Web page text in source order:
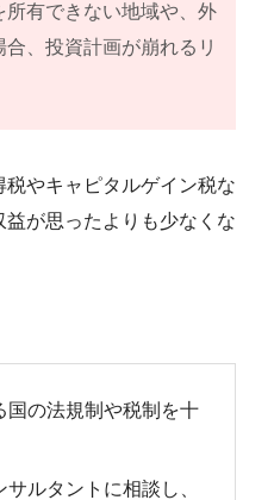
有できない地域や、外
、投資計画が崩れるリ
やキャピタルゲイン税な
が思ったよりも少なくな
国の法規制や税制を十
ルタントに相談し、